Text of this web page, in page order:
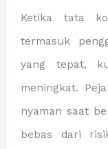
Ketika tata
termasuk
yang tepat,
meningkat.
nyaman saat
bebas dari